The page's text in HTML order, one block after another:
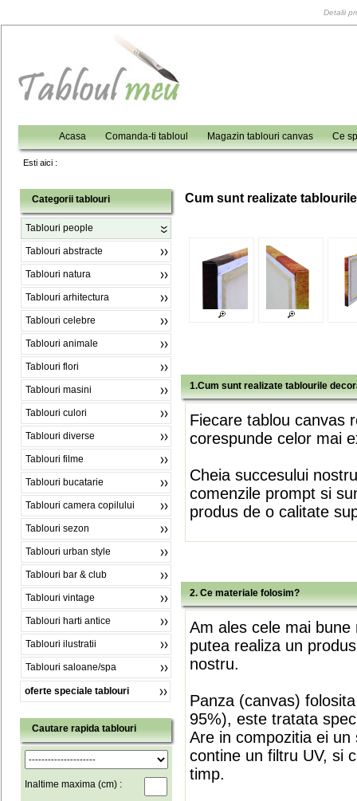
Detalii
Acasa Comanda-ti tabloul Magazin tablouri canvas Ce
Esti aici :
Categorii tablouri
Tablouri people
Tablouri abstracte
Tablouri natura
Tablouri arhitectura
Tablouri celebre
Tablouri animale
Tablouri flori
Tablouri masini
Tablouri culori
Tablouri diverse
Tablouri filme
Tablouri bucatarie
Tablouri camera copilului
Tablouri sezon
Tablouri urban style
Tablouri bar & club
Tablouri vintage
Tablouri harti antice
Tablouri ilustratii
Tablouri saloane/spa
oferte speciale tablouri
Cautare rapida tablouri
Inaltime maxima (cm) :
Cum sunt realizate
1.Cum sunt realizate tablourile
Fiecare tablou canvas
corespunde celor mai
Cheia succesului
comenzile prompt si
produs de o calitate
2. Ce materiale folosim?
Am ales cele mai
putea realiza un
nostru.
Panza (canvas)
95%), este tratata
Are in compozitia ei
contine un filtru UV, si
timp.